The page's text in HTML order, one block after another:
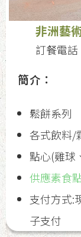
非洲藝
訂餐電
簡介：
鬆餅系列
各式飲料/
點心(雞球
供應素食
支付方式:
子支付